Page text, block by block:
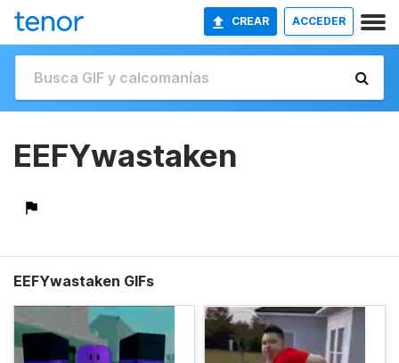
CREAR ACCEDER
EEFYwastaken
EEFYwastaken GIFs